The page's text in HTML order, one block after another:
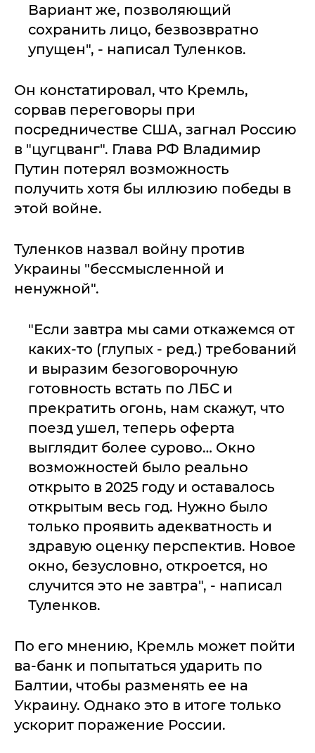
Вариант же, позволяющий
сохранить лицо, безвозвратно
упущен", - написал Туленков.
Он констатировал, что Кремль,
сорвав переговоры при
посредничестве США, загнал Россию
в "цугцванг". Глава РФ Владимир
Путин потерял возможность
получить хотя бы иллюзию победы в
этой войне.
Туленков назвал войну против
Украины "бессмысленной и
ненужной".
"Если завтра мы сами откажемся от
каких-то (глупых - ред.) требований
и выразим безоговорочную
готовность встать по ЛБС и
прекратить огонь, нам скажут, что
поезд ушел, теперь оферта
выглядит более сурово… Окно
возможностей было реально
открыто в 2025 году и оставалось
открытым весь год. Нужно было
только проявить адекватность и
здравую оценку перспектив. Новое
окно, безусловно, откроется, но
случится это не завтра", - написал
Туленков.
По его мнению, Кремль может пойти
ва-банк и попытаться ударить по
Балтии, чтобы разменять ее на
Украину. Однако это в итоге только
ускорит поражение России.